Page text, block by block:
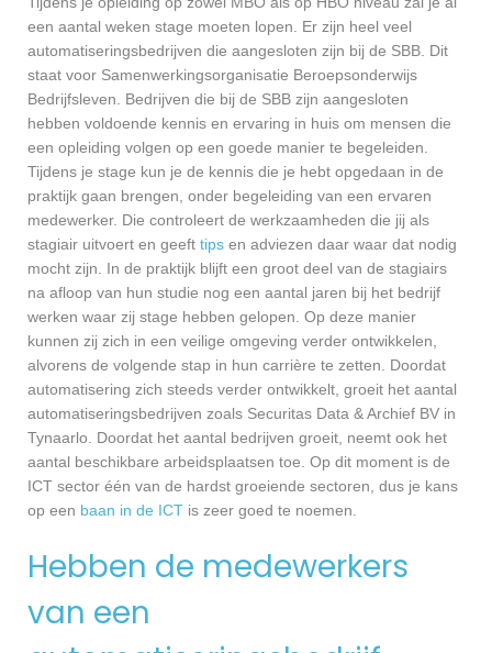
een aantal weken stage moeten lopen. Er zijn heel veel
automatiseringsbedrijven die aangesloten zijn bij de SBB. Dit
staat voor Samenwerkingsorganisatie Beroepsonderwijs
Bedrijfsleven. Bedrijven die bij de SBB zijn aangesloten
hebben voldoende kennis en ervaring in huis om mensen die
een opleiding volgen op een goede manier te begeleiden.
Tijdens je stage kun je de kennis die je hebt opgedaan in de
praktijk gaan brengen, onder begeleiding van een ervaren
medewerker. Die controleert de werkzaamheden die jij als
stagiair uitvoert en geeft tips en adviezen daar waar dat nodig
mocht zijn. In de praktijk blijft een groot deel van de stagiairs
na afloop van hun studie nog een aantal jaren bij het bedrijf
werken waar zij stage hebben gelopen. Op deze manier
kunnen zij zich in een veilige omgeving verder ontwikkelen,
alvorens de volgende stap in hun carrière te zetten. Doordat
automatisering zich steeds verder ontwikkelt, groeit het aantal
automatiseringsbedrijven zoals Securitas Data & Archief BV in
Tynaarlo. Doordat het aantal bedrijven groeit, neemt ook het
aantal beschikbare arbeidsplaatsen toe. Op dit moment is de
ICT sector één van de hardst groeiende sectoren, dus je kans
op een baan in de ICT is zeer goed te noemen.
Hebben de medewerkers
van een